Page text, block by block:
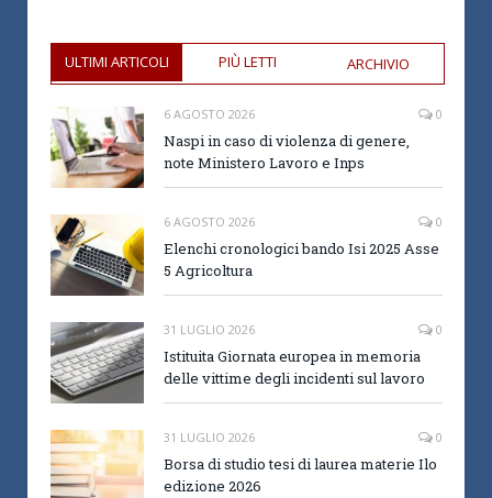
ULTIMI ARTICOLI PIÙ LETTI ARCHIVIO
6 AGOSTO 2026 0
Naspi in caso di violenza di genere,
note Ministero Lavoro e Inps
6 AGOSTO 2026 0
Elenchi cronologici bando Isi 2025 Asse
5 Agricoltura
31 LUGLIO 2026 0
Istituita Giornata europea in memoria
delle vittime degli incidenti sul lavoro
31 LUGLIO 2026 0
Borsa di studio tesi di laurea materie Ilo
edizione 2026